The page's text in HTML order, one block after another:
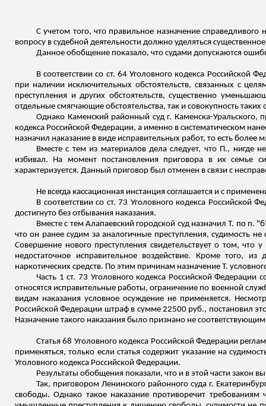
С учетом того, что правильное назначение
вопросу в судебной деятельности должно уделяться
Данное обобщение показало, что судами допускаются
В соответствии со ст. 64 Уголовного кодекса Российской
при наличии исключительных обстоятельств, связанных с
преступления и других обстоятельств, существенно
отдельные смягчающие обстоятельства, так и совокупность таких
Однако Каменский районный суд г. Каменска-
кодекса Российской Федерации, а именно в систематическом
назначил наказание в виде исправительных работ, то есть более
Вместе с тем из материалов дела следует, что П., нигде
избивал. На момент постановления приговора в их семье
характеризуется. Данный приговор был отменен в связи с
Не всегда кассационная инстанция соглашается и с
В соответствии со ст. 73 Уголовного кодекса
достигнуто без отбывания наказания.
Вместе с тем Алапаевский городской суд назначил Т. по п.
что он ранее судим за аналогичные преступления, судимость
Совершение нового преступления свидетельствует о том, что
недостаточное исправительное воздействие. Кроме того,
наркотических средств. По этим причинам назначение Т.
Часть 1 ст. 73 Уголовного кодекса Российской
относятся исправительные работы, ограничение по военной
видам наказания условное осуждение не применяется.
Российской Федерации штраф в сумме 22500 руб., постановил
Назначение такого наказания было признано не
Статья 68 Уголовного кодекса Российской Федерации
применяться, только если статья содержит указание на
Уголовного кодекса Российской Федерации.
Результаты обобщения показали, что и в этой части закон
Так, приговором Ленинского районного суда г.
свободы. Однако такое наказание противоречит